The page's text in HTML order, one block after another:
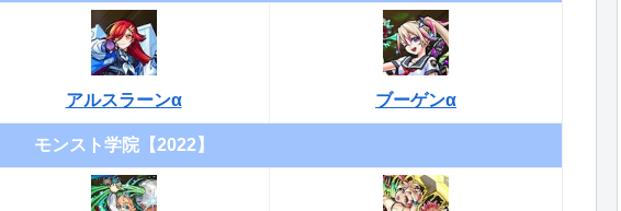
アルスラーンα ブーゲンα
モンスト学院【2022】